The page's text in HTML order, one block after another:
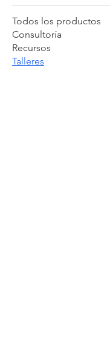
Todos los productos
Consultoría
Recursos
Talleres